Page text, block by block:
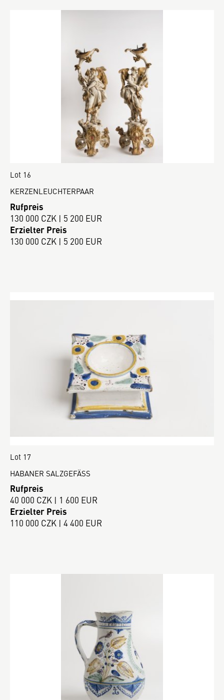
Lot 16
KERZENLEUCHTERPAAR
Rufpreis
130 000 CZK | 5 200 EUR
Erzielter Preis
130 000 CZK | 5 200 EUR
Lot 17
HABANER SALZGEFÄSS
Rufpreis
40 000 CZK | 1 600 EUR
Erzielter Preis
110 000 CZK | 4 400 EUR